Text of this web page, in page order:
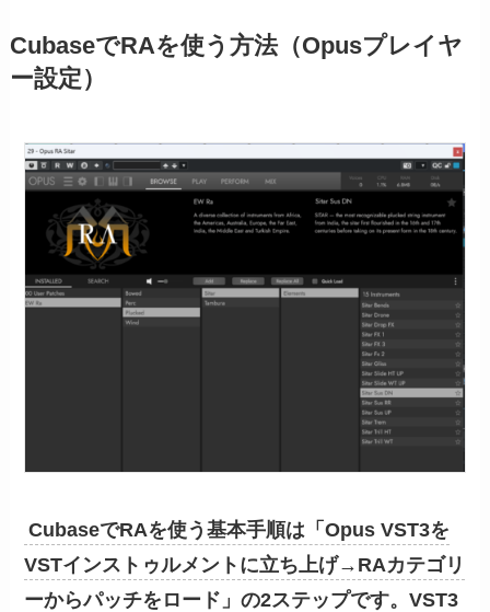
CubaseでRAを使う方法（Opusプレイヤ
ー設定）
CubaseでRAを使う基本手順は「Opus VST3を
VSTインストゥルメントに立ち上げ→RAカテゴリ
ーからパッチをロード」の2ステップです。VST3